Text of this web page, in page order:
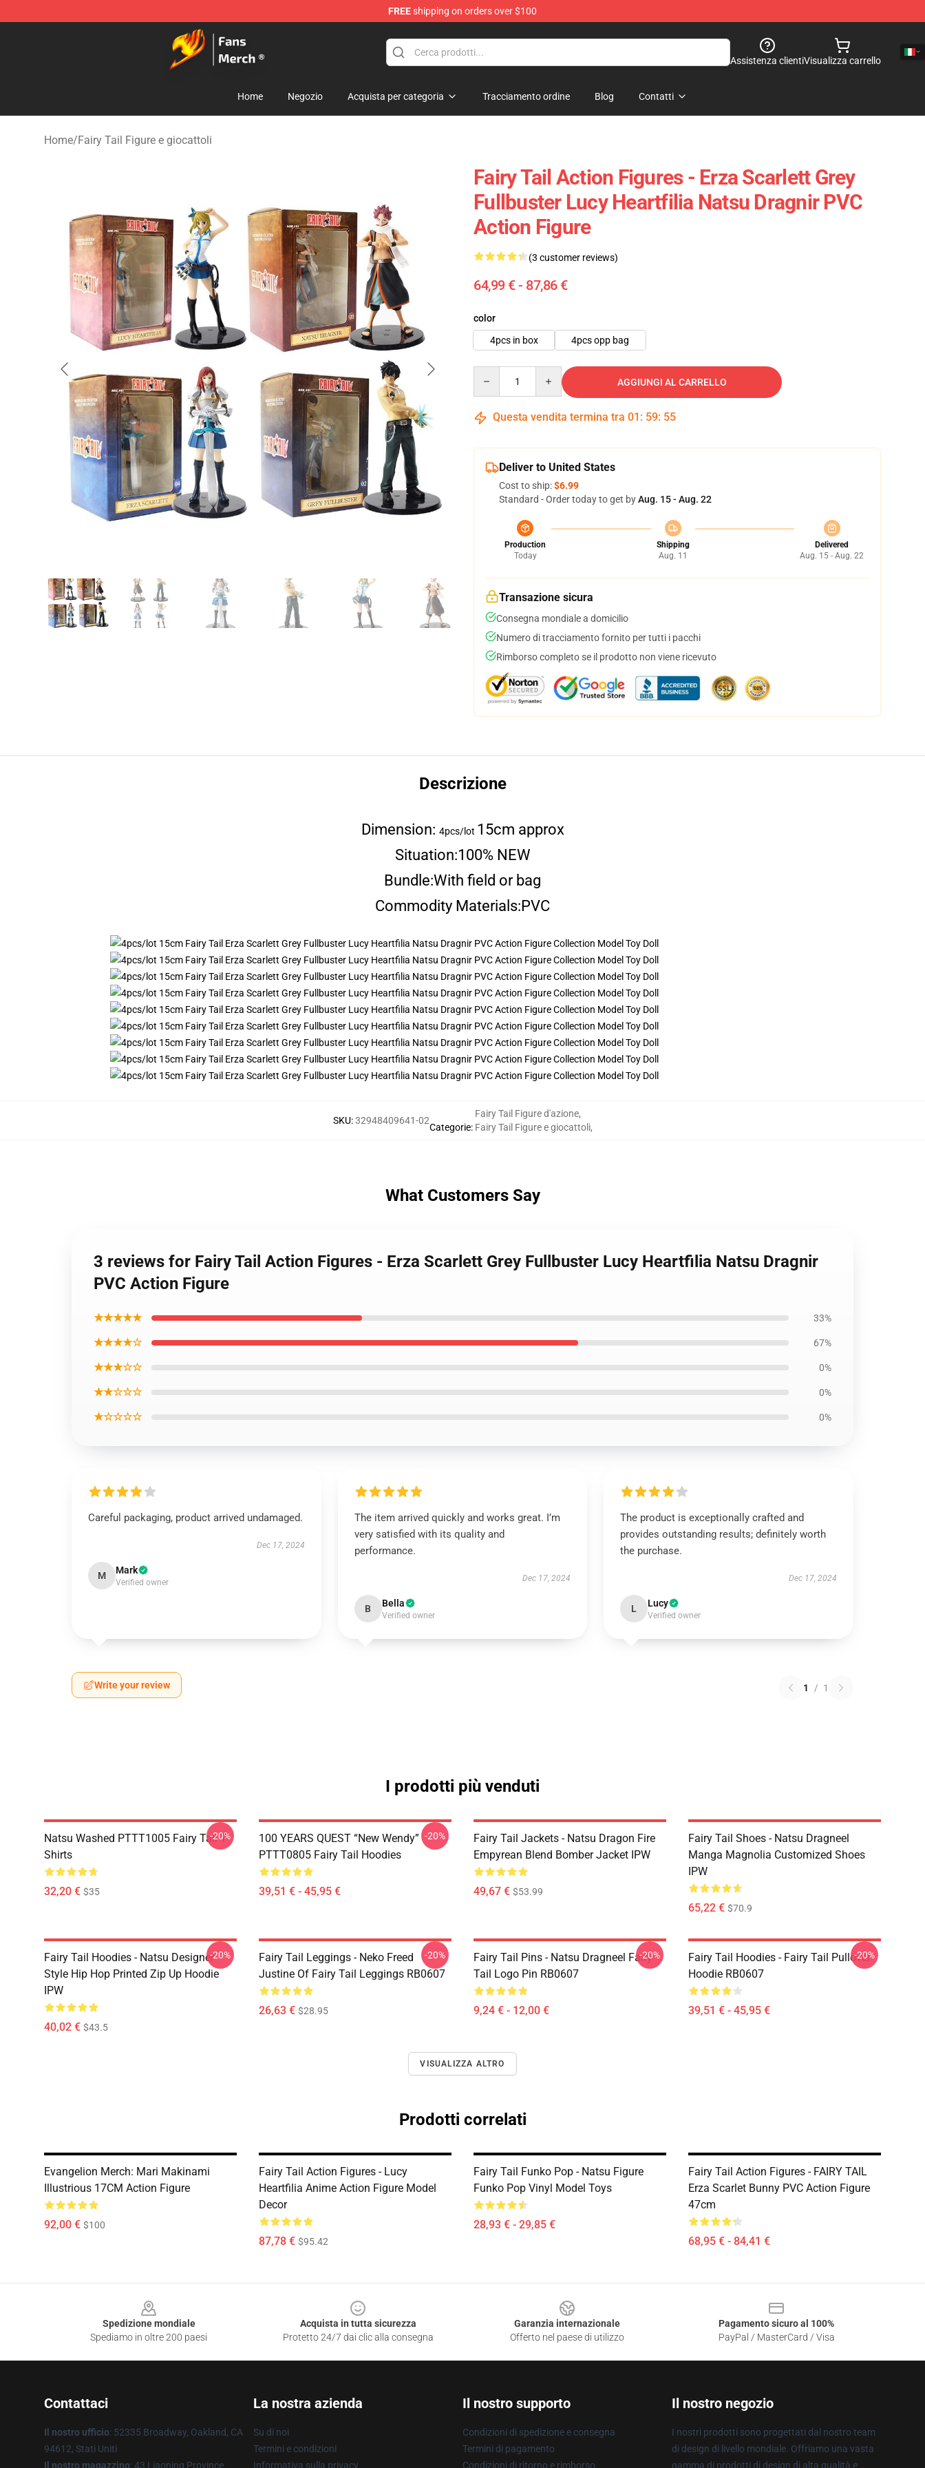
FREEshipping on orders over $100
Fairy Tail Store - Official Fairy Tail Merchandise Shop
Assistenza clientiVisualizza carrello
Home Negozio Acquista per categoria Tracciamento ordine Blog Contatti
Home/Fairy Tail Figure e giocattoli
Fairy Tail Action Figures - Erza Scarlett Grey
Fullbuster Lucy Heartfilia Natsu Dragnir PVC
Action Figure
(3 customer reviews)
64,99 € - 87,86 €
color
4pcs in box
4pcs opp bag
AGGIUNGI AL CARRELLO
Questa vendita termina tra 01 : 59: 54
Deliver to United States
Cost to ship:$6.99
Standard - Order today to get byAug. 15 - Aug. 22
Production
Today
Shipping
Aug. 11
Delivered
Aug. 15 - Aug. 22
Transazione sicura
Consegna mondiale a domicilio
Numero di tracciamento fornito per tutti i pacchi
Rimborso completo se il prodotto non viene ricevuto
Descrizione
Dimension: 4pcs/lot 15cm approx
Situation:100% NEW
Bundle:With field or bag
Commodity Materials:PVC
SKU:32948409641-02
Categorie:
Fairy Tail Figure d'azione,
Fairy Tail Figure e giocattoli,
What Customers Say
3 reviews for Fairy Tail Action Figures - Erza Scarlett Grey Fullbuster Lucy Heartfilia Natsu Dragnir
PVC Action Figure
★★★★★ 33%
★★★★☆ 67%
★★★☆☆ 0%
★★☆☆☆ 0%
★☆☆☆☆ 0%
Careful packaging, product arrived undamaged.
Dec 17, 2024
M Mark
Verified owner
The item arrived quickly and works great. I’m
very satisfied with its quality and
performance.
Dec 17, 2024
B Bella
Verified owner
The product is exceptionally crafted and
provides outstanding results; definitely worth
the purchase.
Dec 17, 2024
L Lucy
Verified owner
Write your review 1 / 1
I prodotti più venduti
Natsu Washed PTTT1005 Fairy Tail T-
Shirts
32,20 € $35
-20%
100 YEARS QUEST “New Wendy”
PTTT0805 Fairy Tail Hoodies
39,51 € - 45,95 €
-20%
Fairy Tail Jackets - Natsu Dragon Fire
Empyrean Blend Bomber Jacket IPW
49,67 € $53.99
Fairy Tail Shoes - Natsu Dragneel
Manga Magnolia Customized Shoes
IPW
65,22 € $70.9
Fairy Tail Hoodies - Natsu Designer
Style Hip Hop Printed Zip Up Hoodie
IPW
40,02 € $43.5
-20%
Fairy Tail Leggings - Neko Freed
Justine Of Fairy Tail Leggings RB0607
26,63 € $28.95
-20%
Fairy Tail Pins - Natsu Dragneel Fairy
Tail Logo Pin RB0607
9,24 € - 12,00 €
-20%
Fairy Tail Hoodies - Fairy Tail Pullover
Hoodie RB0607
39,51 € - 45,95 €
-20%
VISUALIZZA ALTRO
Prodotti correlati
Evangelion Merch: Mari Makinami
Illustrious 17CM Action Figure
92,00 € $100
Fairy Tail Action Figures - Lucy
Heartfilia Anime Action Figure Model
Decor
87,78 € $95.42
Fairy Tail Funko Pop - Natsu Figure
Funko Pop Vinyl Model Toys
28,93 € - 29,85 €
Fairy Tail Action Figures - FAIRY TAIL
Erza Scarlet Bunny PVC Action Figure
47cm
68,95 € - 84,41 €
Spedizione mondiale
Spediamo in oltre 200 paesi
Acquista in tutta sicurezza
Protetto 24/7 dai clic alla consegna
Garanzia internazionale
Offerto nel paese di utilizzo
Pagamento sicuro al 100%
PayPal / MasterCard / Visa
Contattaci
Il nostro ufficio: 52335 Broadway, Oakland, CA
94612, Stati Uniti
Il nostro magazzino: 43 Liaoning Province
La nostra azienda
Su di noi
Termini e condizioni
Informativa sulla privacy
Il nostro supporto
Condizioni di spedizione e consegna
Termini di pagamento
Condizioni di ritorno e rimborso
Il nostro negozio
I nostri prodotti sono progettati dal nostro team
di design di livello mondiale. Offriamo una vasta
gamma di prodotti di design di alta qualità e